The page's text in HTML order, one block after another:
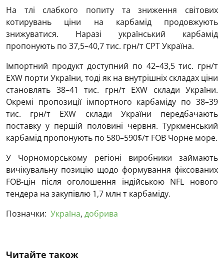
На тлі слабкого попиту та зниження світових
котирувань ціни на карбамід продовжують
знижуватися. Наразі український карбамід
пропонують по 37,5–40,7 тис. грн/т CPT Україна.
Імпортний продукт доступний по 42–43,5 тис. грн/т
EXW порти України, тоді як на внутрішніх складах ціни
становлять 38–41 тис. грн/т EXW склади України.
Окремі пропозиції імпортного карбаміду по 38–39
тис. грн/т EXW склади України передбачають
поставку у першій половині червня. Туркменський
карбамід пропонують по 580–590$/т FOB Чорне море.
У Чорноморському регіоні виробники займають
вичікувальну позицію щодо формування фіксованих
FOB-цін після оголошення індійською NFL нового
тендера на закупівлю 1,7 млн т карбаміду.
Позначки: Україна, добрива
Читайте також